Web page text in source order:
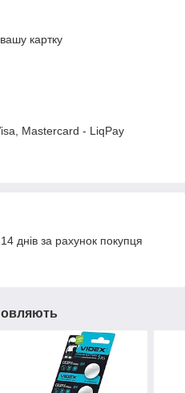
картку
Mastercard - LiqPay
днів за рахунок покупця